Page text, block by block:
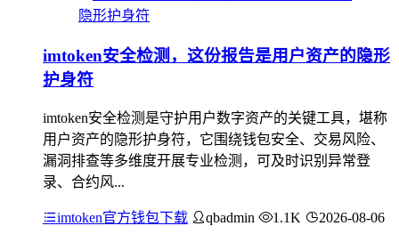
imtoken安全检测，这份报告是用户资产的隐形
护身符
imtoken安全检测是守护用户数字资产的关键工具，堪称
用户资产的隐形护身符，它围绕钱包安全、交易风险、
漏洞排查等多维度开展专业检测，可及时识别异常登
录、合约风...
imtoken官方钱包下载 qbadmin 1.1K 2026-08-06